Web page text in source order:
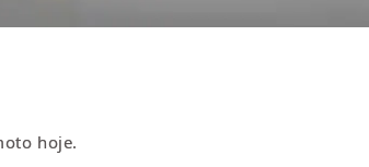
hoje.